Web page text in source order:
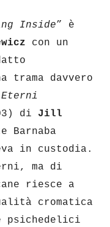
Inside” è
con un
trama davvero
di Jill
Barnaba
in custodia.
ma di
riesce a
cromatica